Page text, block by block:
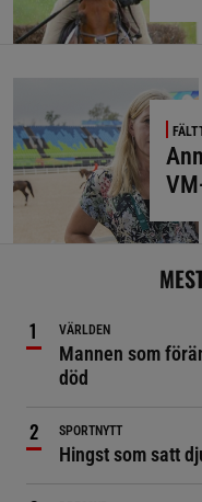
VÄRLDEN
Mannen som
död
SPORTNYTT
Hingst som satt